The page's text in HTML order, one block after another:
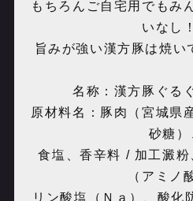
もちろんご自宅用でもみ
いなし
旨みが強い漢方豚は焼い
名称：漢方豚ぐる
原材料名：豚肉（宮城県
砂糖）
食塩、香辛料 / 加工澱
（アミノ
リン酸塩（Ｎａ）、酸化